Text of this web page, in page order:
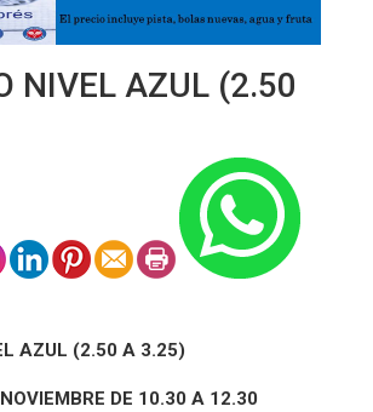
NIVEL AZUL (2.50
AZUL (2.50 A 3.25)
DE 10.30 A 12.30